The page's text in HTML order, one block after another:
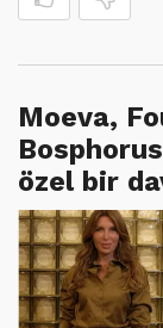
Moeva,
özel bir